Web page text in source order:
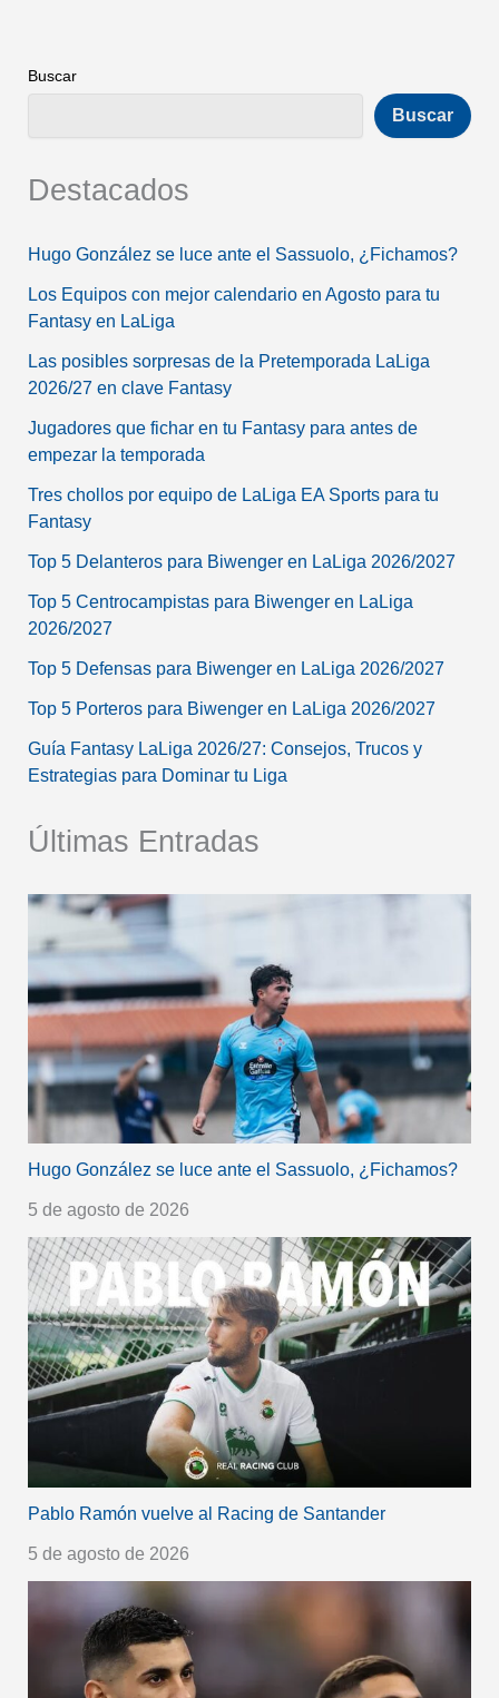
Buscar
Buscar
Destacados
Hugo González se luce ante el Sassuolo, ¿Fichamos?
Los Equipos con mejor calendario en Agosto para tu
Fantasy en LaLiga
Las posibles sorpresas de la Pretemporada LaLiga
2026/27 en clave Fantasy
Jugadores que fichar en tu Fantasy para antes de
empezar la temporada
Tres chollos por equipo de LaLiga EA Sports para tu
Fantasy
Top 5 Delanteros para Biwenger en LaLiga 2026/2027
Top 5 Centrocampistas para Biwenger en LaLiga
2026/2027
Top 5 Defensas para Biwenger en LaLiga 2026/2027
Top 5 Porteros para Biwenger en LaLiga 2026/2027
Guía Fantasy LaLiga 2026/27: Consejos, Trucos y
Estrategias para Dominar tu Liga
Últimas Entradas
Hugo González se luce ante el Sassuolo, ¿Fichamos?
5 de agosto de 2026
Pablo Ramón vuelve al Racing de Santander
5 de agosto de 2026